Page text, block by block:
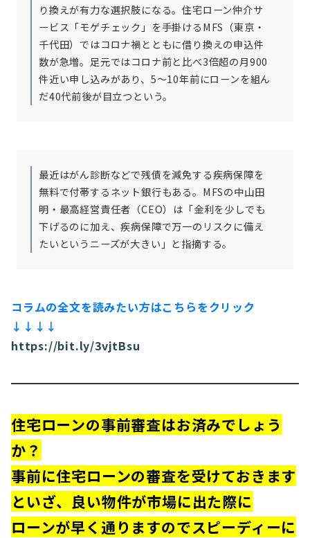
り換えが有力な選択肢になる。住宅ローン仲介サ
ービス「モゲチェック」を手掛けるMFS（東京・
千代田）ではコロナ禍とともに借り換えの申込件
数が急増。足元ではコロナ前と比べ3倍超の月900
件近い申し込みがあり、5～10年前にローンを組ん
だ40代前後が目立つという。
最近はがん診断などで残債を減免する疾病保障を
無料で付帯するネット銀行もある。MFSの中山田
明・最高経営責任者（CEO）は「金利を少しでも
下げるのに加え、疾病保障で万一のリスクに備え
たいというニーズが大きい」と指摘する。
コラムの全文を読みたい方はこちらをクリック
↓↓↓↓
https://bit.ly/3vjtBsu
住宅ローンの事前審査はお済みでしょう
か？
事前に住宅ローンの審査を受けておきます
といざ、良い物件が市場に出た際に
ローンが早く通りますのでスピーディーに